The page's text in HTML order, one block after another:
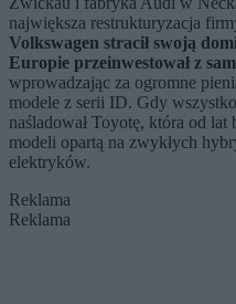
największa restrukturyzacja
Volkswagen stracił swoją
Europie przeinwestował z
wprowadzając za ogromne
modele z serii ID. Gdy
naśladował Toyotę, która od
modeli opartą na zwykłych
elektryków.
Reklama
Reklama